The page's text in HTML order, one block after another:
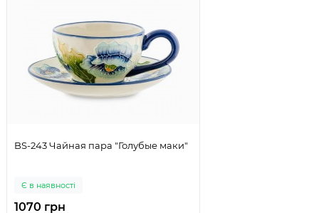
BS-243 Чайная пара "Голубые маки"
Є в наявності
1070 грн